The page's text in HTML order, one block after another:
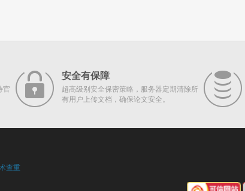
官
安全有保障
超高级别安全保密策略，服务器定期清除所
有用户上传文档，确保论文安全。
查重